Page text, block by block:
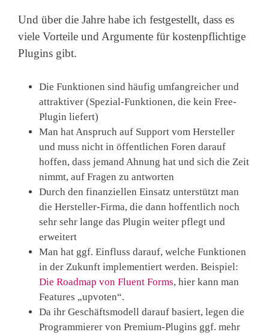
Und über die Jahre habe ich festgestellt, dass es
viele Vorteile und Argumente für kostenpflichtige
Plugins gibt.
Die Funktionen sind häufig umfangreicher und
attraktiver (Spezial-Funktionen, die kein Free-
Plugin liefert)
Man hat Anspruch auf Support vom Hersteller
und muss nicht in öffentlichen Foren darauf
hoffen, dass jemand Ahnung hat und sich die Zeit
nimmt, auf Fragen zu antworten
Durch den finanziellen Einsatz unterstützt man
die Hersteller-Firma, die dann hoffentlich noch
sehr sehr lange das Plugin weiter pflegt und
erweitert
Man hat ggf. Einfluss darauf, welche Funktionen
in der Zukunft implementiert werden. Beispiel:
Die Roadmap von Fluent Forms, hier kann man
Features „upvoten“.
Da ihr Geschäftsmodell darauf basiert, legen die
Programmierer von Premium-Plugins ggf. mehr